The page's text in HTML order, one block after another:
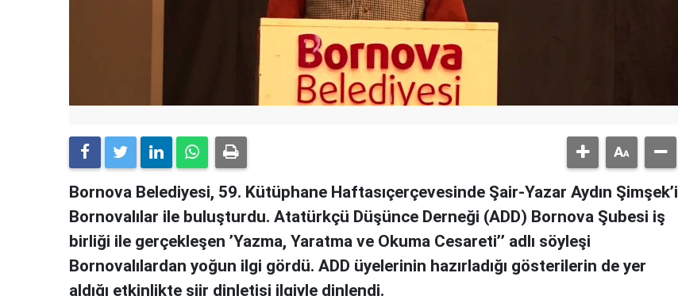
Bornova Belediyesi, 59. Kütüphane Haftasıçerçevesinde Şair-Yazar Aydın Şimşek’i
Bornovalılar ile buluşturdu. Atatürkçü Düşünce Derneği (ADD) Bornova Şubesi iş
birliği ile gerçekleşen ’Yazma, Yaratma ve Okuma Cesareti’’ adlı söyleşi
Bornovalılardan yoğun ilgi gördü. ADD üyelerinin hazırladığı gösterilerin de yer
aldığı etkinlikte şiir dinletisi ilgiyle dinlendi.